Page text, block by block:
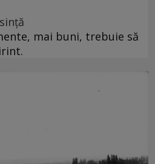
mai buni, trebuie să